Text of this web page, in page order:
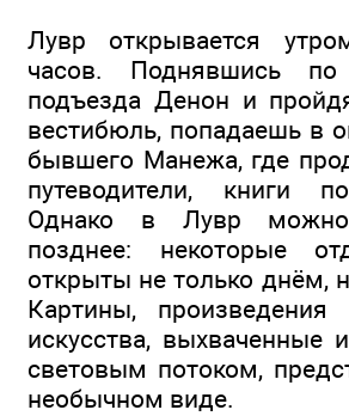
Лувр открывается
часов. Поднявшись по
подъезда Денон и
вестибюль, попадаешь в
бывшего Манежа, где
путеводители, книги
Однако в Лувр
позднее: некоторые
открыты не только днём,
Картины, произведения
искусства, выхваченные
световым потоком,
необычном виде.